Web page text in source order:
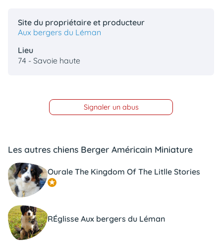
Site du propriétaire et producteur
Aux bergers du Léman
Lieu
74 - Savoie haute
Signaler un abus
Les autres chiens Berger Américain Miniature
Ourale The Kingdom Of The Litlle Stories
RÉglisse Aux bergers du Léman